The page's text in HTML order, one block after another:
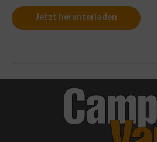
Jetzt herunterladen